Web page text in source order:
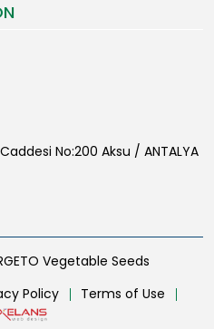
No:200 Aksu / ANTALYA
Vegetable Seeds
Policy Terms of Use